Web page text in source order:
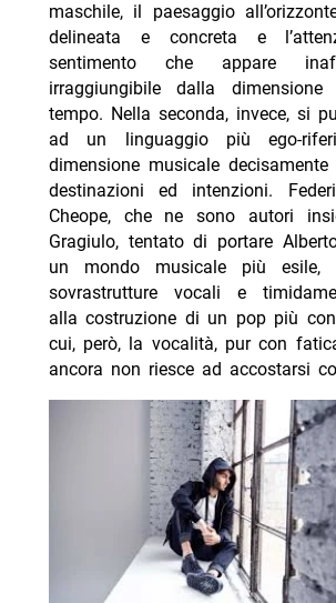
maschile, il paesaggio
delineata e concreta e
sentimento che appare
irraggiungibile dalla
tempo. Nella seconda, invece, si
ad un linguaggio più ego-
dimensione musicale
destinazioni ed intenzioni.
Cheope, che ne sono autori
Gragiulo, tentato di portare
un mondo musicale più esile,
sovrastrutture vocali e
alla costruzione di un pop più
cui, però, la vocalità, pur con
ancora non riesce ad accostarsi